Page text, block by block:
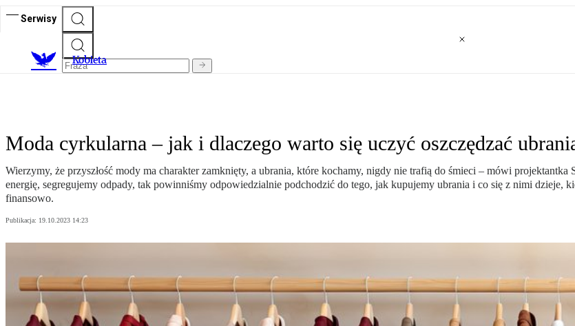
Serwisy
Kobieta
Moda cyrkularna – jak i dlaczego warto się uczyć oszczędzać
Wierzymy, że przyszłość mody ma charakter zamknięty, a ubrania, które kochamy, nigdy nie trafią do śmieci – mówi
energię, segregujemy odpady, tak powinniśmy odpowiedzialnie podchodzić do tego, jak kupujemy ubrania i co się z nimi dzieje,
finansowo.
Publikacja: 19.10.2023 14:23